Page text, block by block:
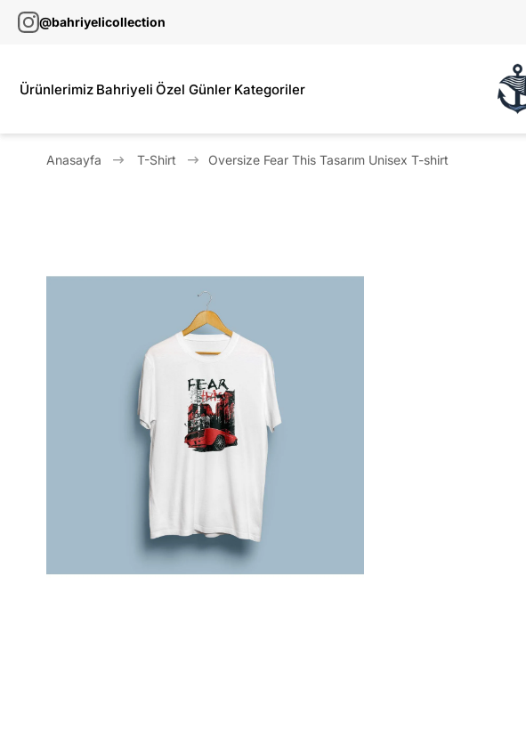
@bahriyelicollection
Ürünlerimiz Bahriyeli Özel Günler Kategoriler
Anasayfa T-Shirt Oversize Fear This Tasarım Unisex T-shirt